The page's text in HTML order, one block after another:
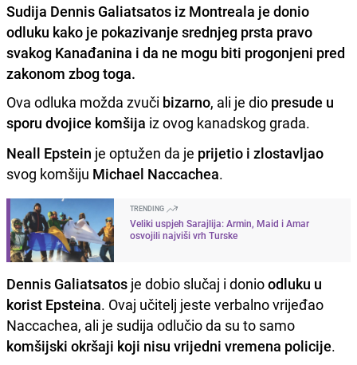
Sudija Dennis Galiatsatos iz Montreala je donio
odluku kako je pokazivanje srednjeg prsta pravo
svakog Kanađanina i da ne mogu biti progonjeni pred
zakonom zbog toga.
Ova odluka možda zvuči bizarno, ali je dio presude u
sporu dvojice komšija iz ovog kanadskog grada.
Neall Epstein je optužen da je prijetio i zlostavljao
svog komšiju Michael Naccachea.
TRENDING
Veliki uspjeh Sarajlija: Armin, Maid i Amar
osvojili najviši vrh Turske
Dennis Galiatsatos je dobio slučaj i donioodluku u
korist Epsteina. Ovaj učitelj jeste verbalno vrijeđao
Naccachea, ali je sudija odlučio da su to samo
komšijski okršaji koji nisu vrijedni vremena policije.